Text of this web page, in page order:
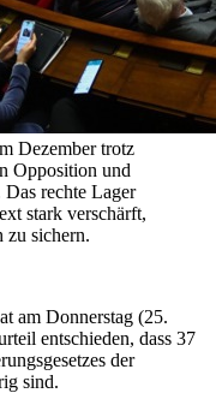
Dezember trotz
Opposition und
rechte Lager
stark verschärft,
zu sichern.
am Donnerstag (25.
entschieden, dass 37
der
sind.